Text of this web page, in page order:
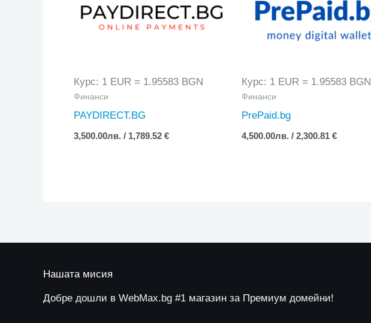
Курс: 1 EUR = 1.95583 BGN
Финанси
PAYDIRECT.BG
3,500.00лв. / 1,789.52 €
Курс: 1 EUR = 1.95583 BGN
Финанси
PrePaid.bg
4,500.00лв./ 2,300.81 €
Нашата мисия
Добре дошли в WebMax.bg #1 магазин за Премиум домейни!